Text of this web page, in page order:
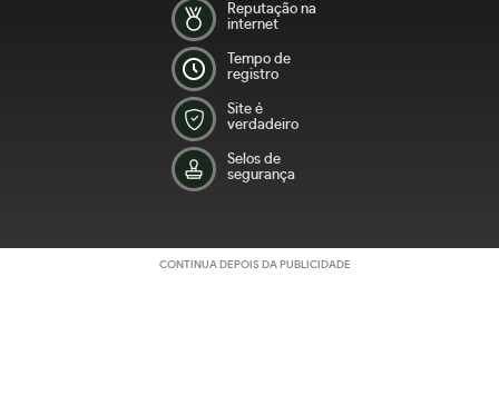
Reputação na
internet
Tempo de
registro
Site é
verdadeiro
Selos de
segurança
CONTINUA DEPOIS DA PUBLICIDADE